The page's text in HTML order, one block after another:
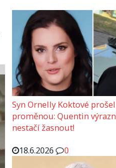
Syn Ornelly Koktové
proměnou: Quentin
nestačí žasnout!
18.6.2026
0